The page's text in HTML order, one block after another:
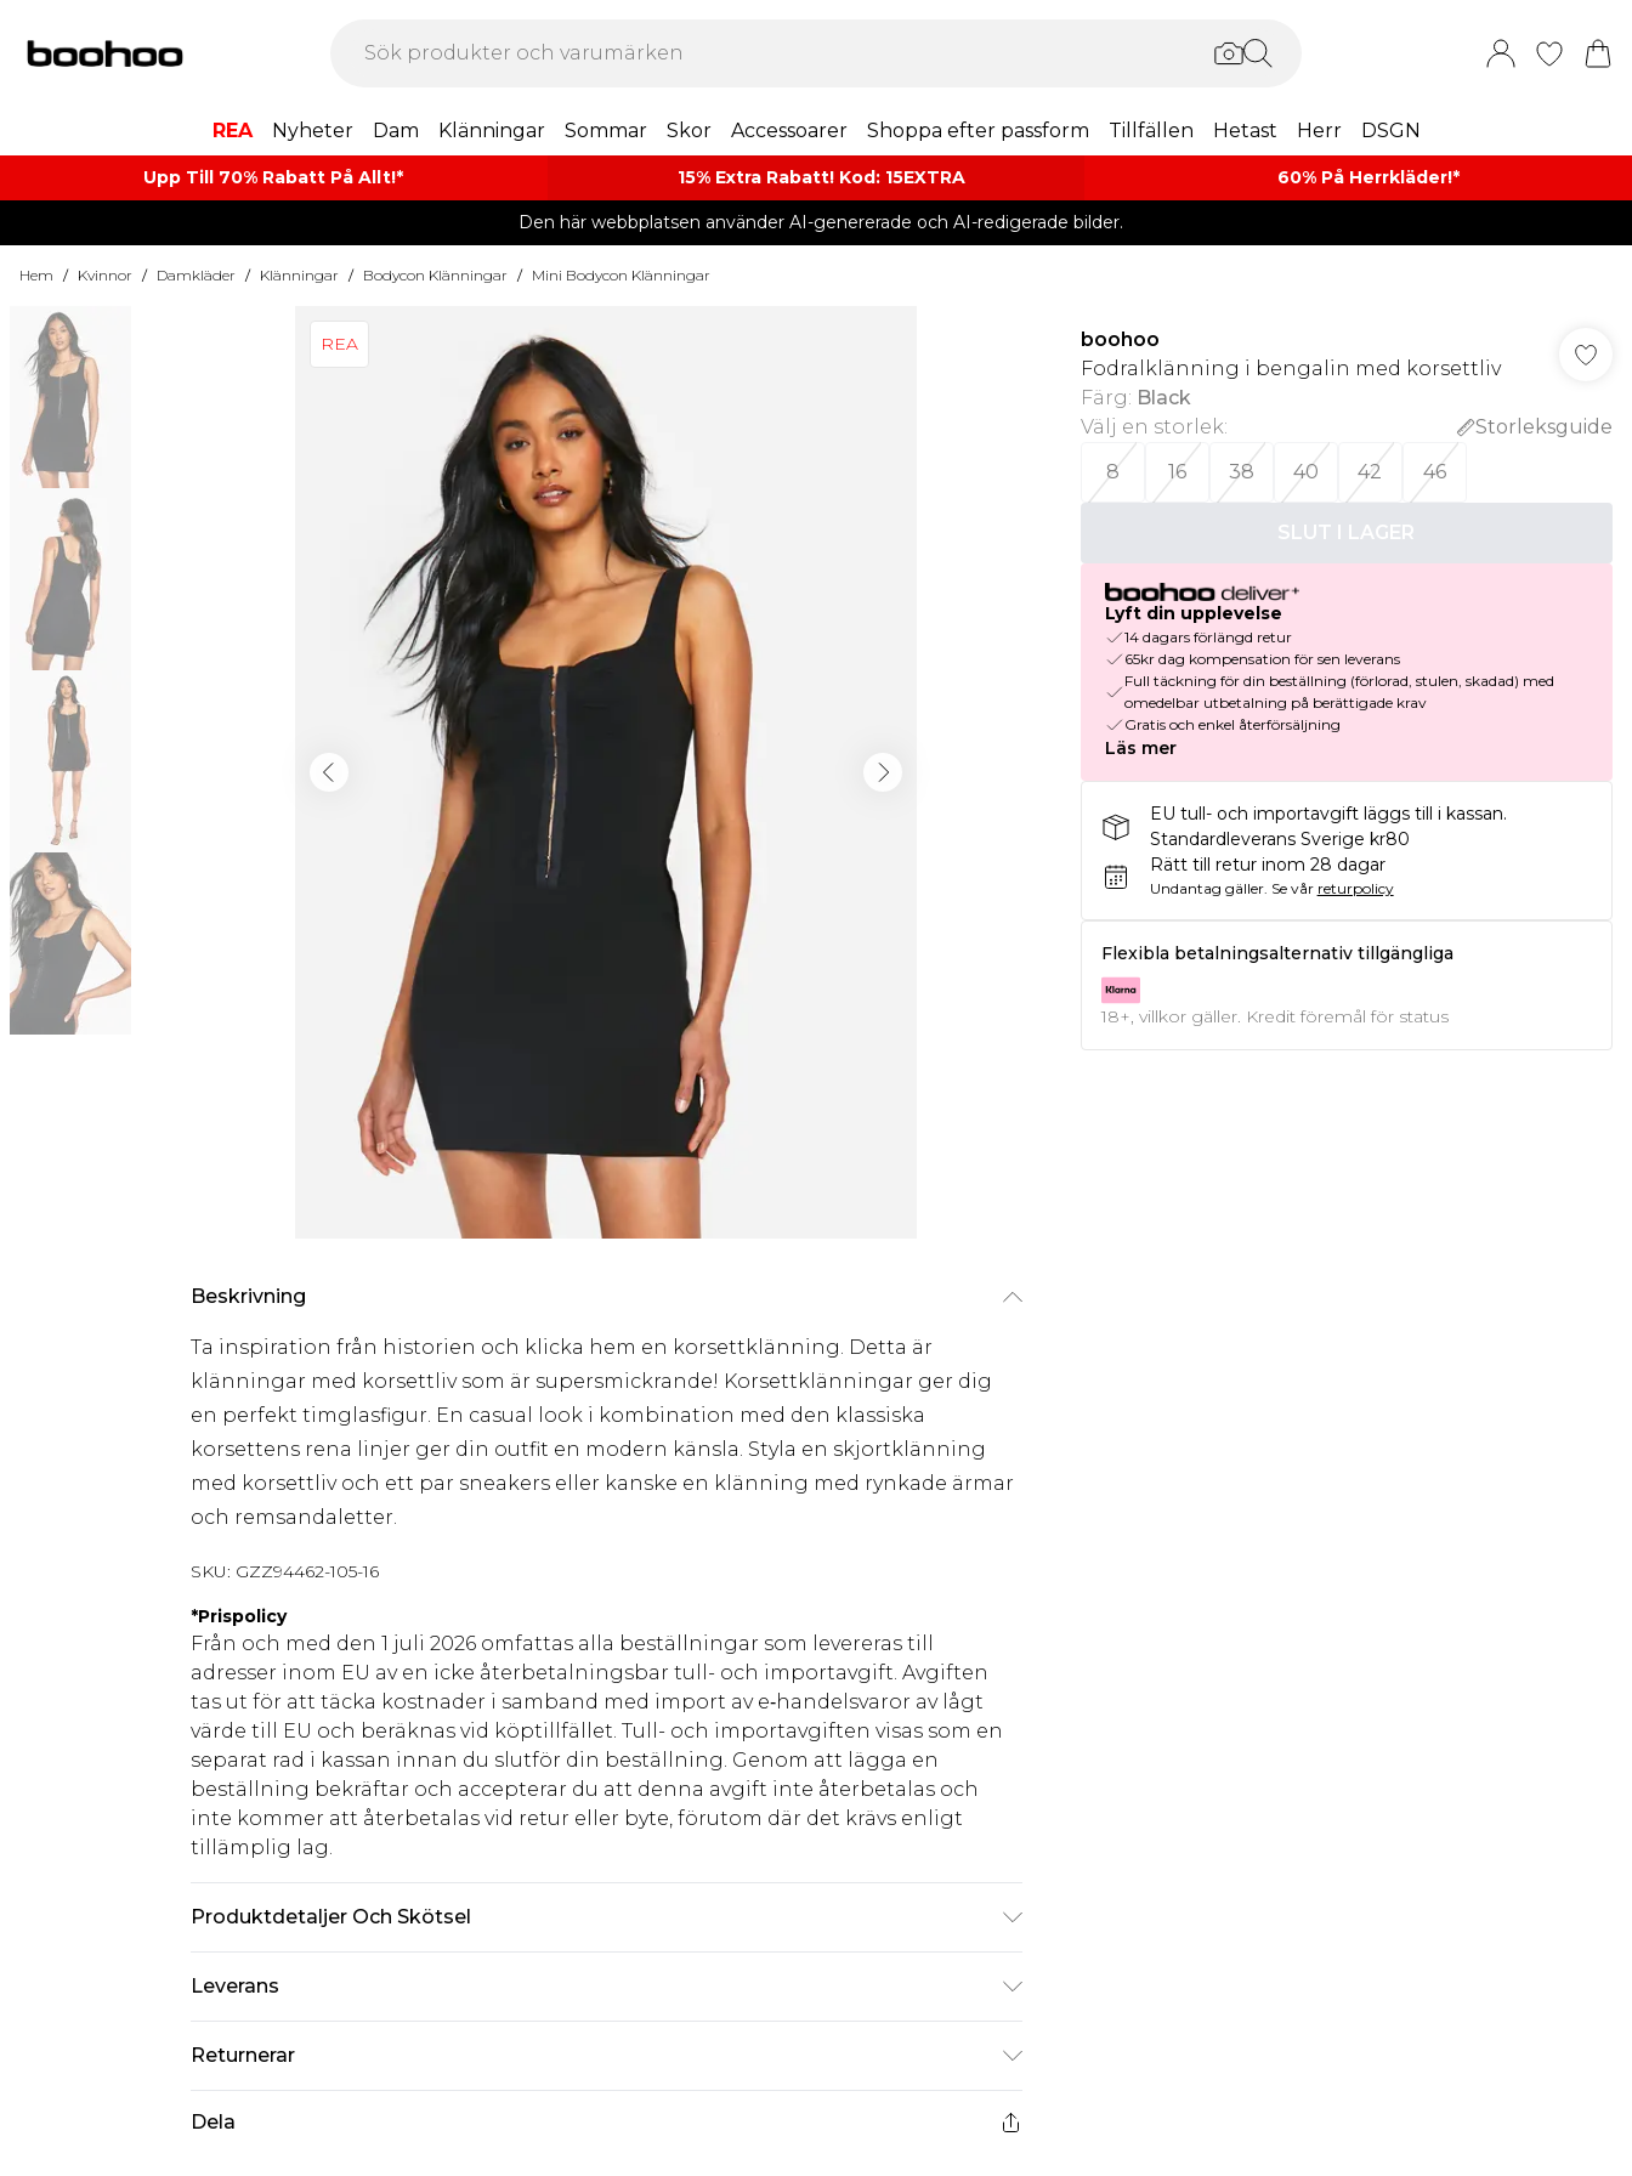
REA Nyheter Dam Klänningar Sommar Skor Accessoarer Shoppa efter passform Tillfällen Hetast Herr DSGN
Upp Till 70% Rabatt På Allt!* 15% Extra Rabatt! Kod: 15EXTRA 60% På Herrkläder!*​
Den här webbplatsen använder AI-genererade och AI-redigerade bilder.
Hem / Kvinnor / Damkläder / Klänningar / Bodycon Klänningar / Mini Bodycon Klänningar
REA
Beskrivning
Ta inspiration från historien och klicka hem en korsettklänning. Detta är
klänningar med korsettliv som är supersmickrande! Korsettklänningar ger dig
en perfekt timglasfigur. En casual look i kombination med den klassiska
korsettens rena linjer ger din outfit en modern känsla. Styla en skjortklänning
med korsettliv och ett par sneakers eller kanske en klänning med rynkade ärmar
och remsandaletter.
SKU: GZZ94462-105-16
*Prispolicy
Från och med den 1 juli 2026 omfattas alla beställningar som levereras till
adresser inom EU av en icke återbetalningsbar tull- och importavgift. Avgiften
tas ut för att täcka kostnader i samband med import av e‑handelsvaror av lågt
värde till EU och beräknas vid köptillfället. Tull- och importavgiften visas som en
separat rad i kassan innan du slutför din beställning. Genom att lägga en
beställning bekräftar och accepterar du att denna avgift inte återbetalas och
inte kommer att återbetalas vid retur eller byte, förutom där det krävs enligt
tillämplig lag.
Produktdetaljer Och Skötsel
Leverans
Standardleverans Sverige
kr80
Expressleverans Sverige
kr239
Returnerar
Dela
boohoo
Fodralklänning i bengalin med korsettliv
Färg: Black
Välj en storlek:
Storleksguide
8
16 38 40 42 46
SLUT I LAGER
Lyft din upplevelse
14 dagars förlängd retur
65kr dag kompensation för sen leverans
Full täckning för din beställning (förlorad, stulen, skadad) med
omedelbar utbetalning på berättigade krav
Gratis och enkel återförsäljning
Läs mer
EU tull- och importavgift läggs till i kassan.
Standardleverans Sverige kr80
Rätt till retur inom 28 dagar
Undantag gäller. Se vår returpolicy
Flexibla betalningsalternativ tillgängliga
18+, villkor gäller. Kredit föremål för status